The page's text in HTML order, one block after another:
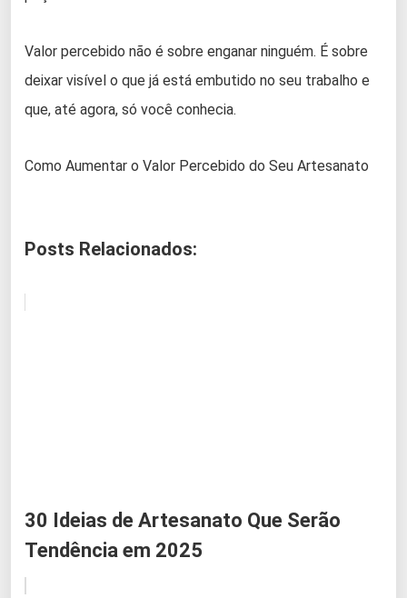
Valor percebido não é sobre enganar ninguém. É sobre
deixar visível o que já está embutido no seu trabalho e
que, até agora, só você conhecia.
Como Aumentar o Valor Percebido do Seu Artesanato
Posts Relacionados:
30 Ideias de Artesanato Que Serão
Tendência em 2025